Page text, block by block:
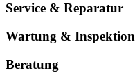
Service & Reparatur
Wartung & Inspektion
Beratung